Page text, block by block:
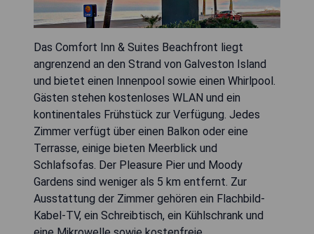
Das Comfort Inn & Suites Beachfront liegt
angrenzend an den Strand von Galveston Island
und bietet einen Innenpool sowie einen Whirlpool.
Gästen stehen kostenloses WLAN und ein
kontinentales Frühstück zur Verfügung. Jedes
Zimmer verfügt über einen Balkon oder eine
Terrasse, einige bieten Meerblick und
Schlafsofas. Der Pleasure Pier und Moody
Gardens sind weniger als 5 km entfernt. Zur
Ausstattung der Zimmer gehören ein Flachbild-
Kabel-TV, ein Schreibtisch, ein Kühlschrank und